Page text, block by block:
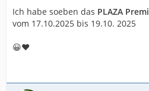
Ich habe soeben das PLAZA
vom 17.10.2025 bis 19.10. 2025
😀❤️